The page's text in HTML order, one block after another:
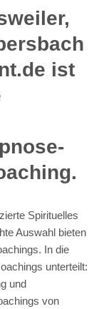
ist
Spirituelles
Auswahl bieten
In die
unterteilt:
und
von